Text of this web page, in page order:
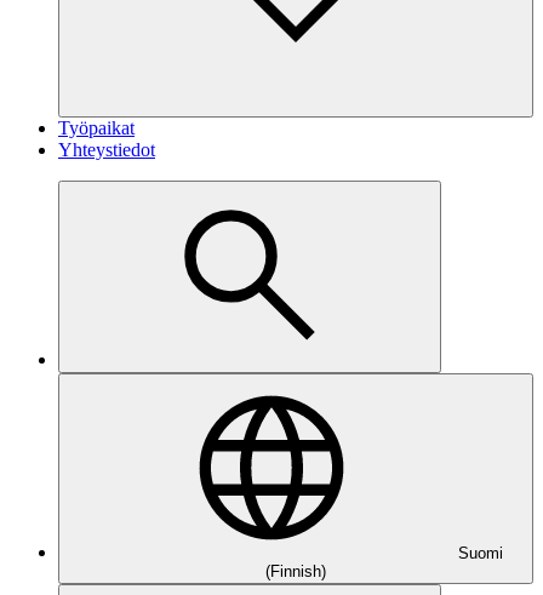
Työpaikat
Yhteystiedot
Suomi
(Finnish)